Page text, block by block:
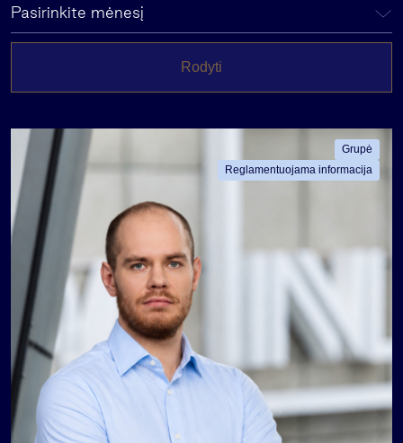
Pasirinkite mėnesį
Rodyti
Grupė
Reglamentuojama informacija